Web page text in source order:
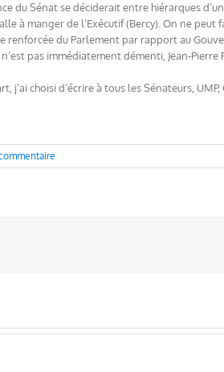
du Sénat se déciderait entre hiérarques
à manger de l’Exécutif (Bercy). On ne
renforcée du Parlement par rapport au
pas immédiatement démenti, Jean-
j’ai choisi d’écrire à tous les Sénateurs,